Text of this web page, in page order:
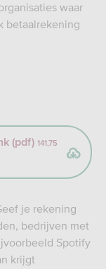
waar
betaalrekening
(pdf) 141,75
je rekening
bedrijven met
Spotify
krijgt